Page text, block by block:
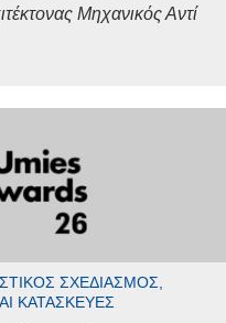
Μηχανικός Αντί
ΣΧΕΔΙΑΣΜΌΣ,
ΚΑΤΑΣΚΕΥΈΣ